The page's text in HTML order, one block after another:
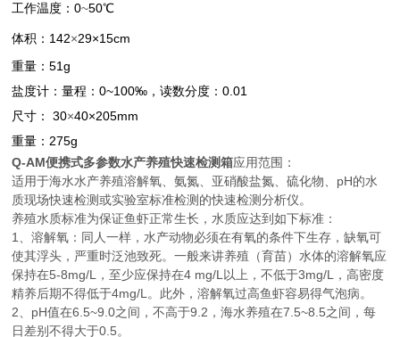
工作温度：0~50℃
体积：142×29×15cm
重量：51g
盐度计：量程：0~100‰，读数分度：0.01
尺寸： 30×40×205mm
重量：275g
Q-AM便携式多参数水产养殖快速检测箱应用范围：
适用于海水水产养殖溶解氧、氨氮、亚硝酸盐氮、硫化物、 pH的水
质现场快速检测或实验室标准检测的快速检测分析仪。
养殖水质标准为保证鱼虾正常生长，水质应达到如下标准：
1
、溶解氧：同人一样，水产动物必须在有氧的条件下生存，缺氧可
使其浮头，严重时泛池致死。一般来讲养殖（育苗）水体的溶解氧应
保持在5-8mg/L ，至少应保持在4 mg/L 以上，不低于3mg/L
，高密度
精养后期不得低于4mg/L 。此外，溶解氧过高鱼虾容易得气泡病。
2
pH值在6.5~9.0之间，不高于9.2 ，海水养殖在7.5~8.5之间，每
日差别不得大于0.5。